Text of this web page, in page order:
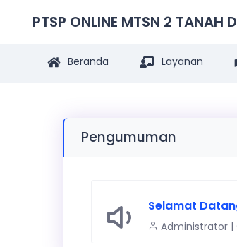
PTSP ONLINE MTSN 2 TANAH
Beranda Layanan
Pengumuman
Selamat
Administrator |